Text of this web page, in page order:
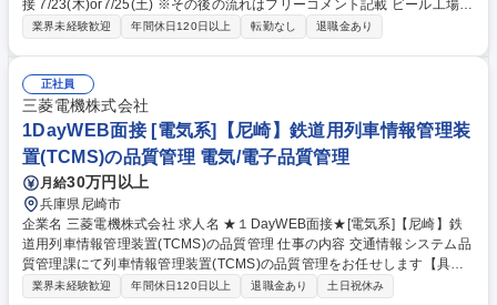
接 7/23(木)or7/25(土) ※その後の流れはフリーコメント記載 ビール工場に
て中味製造工程の製造（仕込・醗酵・貯酒・ろ過）のオペレーション、生
で決定。 ■ビール生産設備の運転オペレーター ■品質確認、管理 ■設備の
点検 ■設備、仕組みの改善業務（品質、コスト、生産性、安全） 募集職種
11/1入社【武蔵野】製造職（醸造）◆住宅補助・福利厚生充実・残業少◎
業界未経験歓迎 年間休日120日以上 転勤なし 退職金あり
正社員
三菱電機株式会社
1DayWEB面接 [電気系]【尼崎】鉄道用列車情報管理装
置(TCMS)の品質管理 電気/電子品質管理
月給30万円以上
兵庫県尼崎市
企業名 三菱電機株式会社 求人名 ★１DayWEB面接★[電気系]【尼崎】鉄
道用列車情報管理装置(TCMS)の品質管理 仕事の内容 交通情報システム品
質管理課にて列車情報管理装置(TCMS)の品質管理をお任せします【具体
的には】■製品納入前の初品検証 (ハードウェア検証試験、ソフトウェア検
業界未経験歓迎 年間休日120日以上 退職金あり 土日祝休み